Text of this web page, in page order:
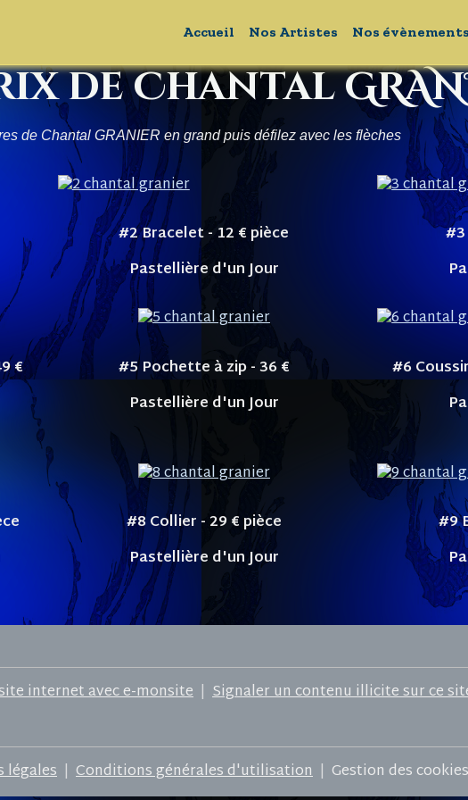
Accueil Nos Artistes Nos évènements
de Chantal
de Chantal GRANIER en grandpuis défilez avec les flèches
#2 Bracelet - 12 € pièce
Pastellière d'un Jour
€
#5 Pochette à zip - 36€
Pastellière d'un Jour
#6
#8 Collier - 29€ pièce
Pastellière d'un Jour
#9
internet avec e-monsite Signaler un contenu illicite sur ce
légales Conditions générales d'utilisation Gestion des cookies